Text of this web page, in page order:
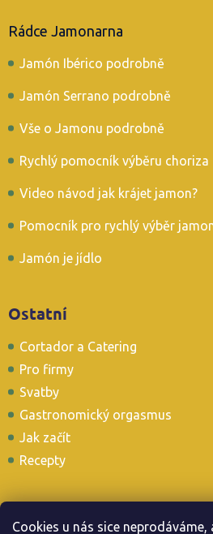
Cookies u nás sice neprodáváme,
Rádce Jamonarna
Jamón Ibérico podrobně
Jamón Serrano podrobně
Vše o Jamonu podrobně
Rychlý pomocník výběru choriza
Video návod jak krájet jamon?
Pomocník pro rychlý výběr
Jamón je jídlo
Ostatní
Cortador a Catering
Pro firmy
Svatby
Gastronomický orgasmus
Jak začít
Recepty